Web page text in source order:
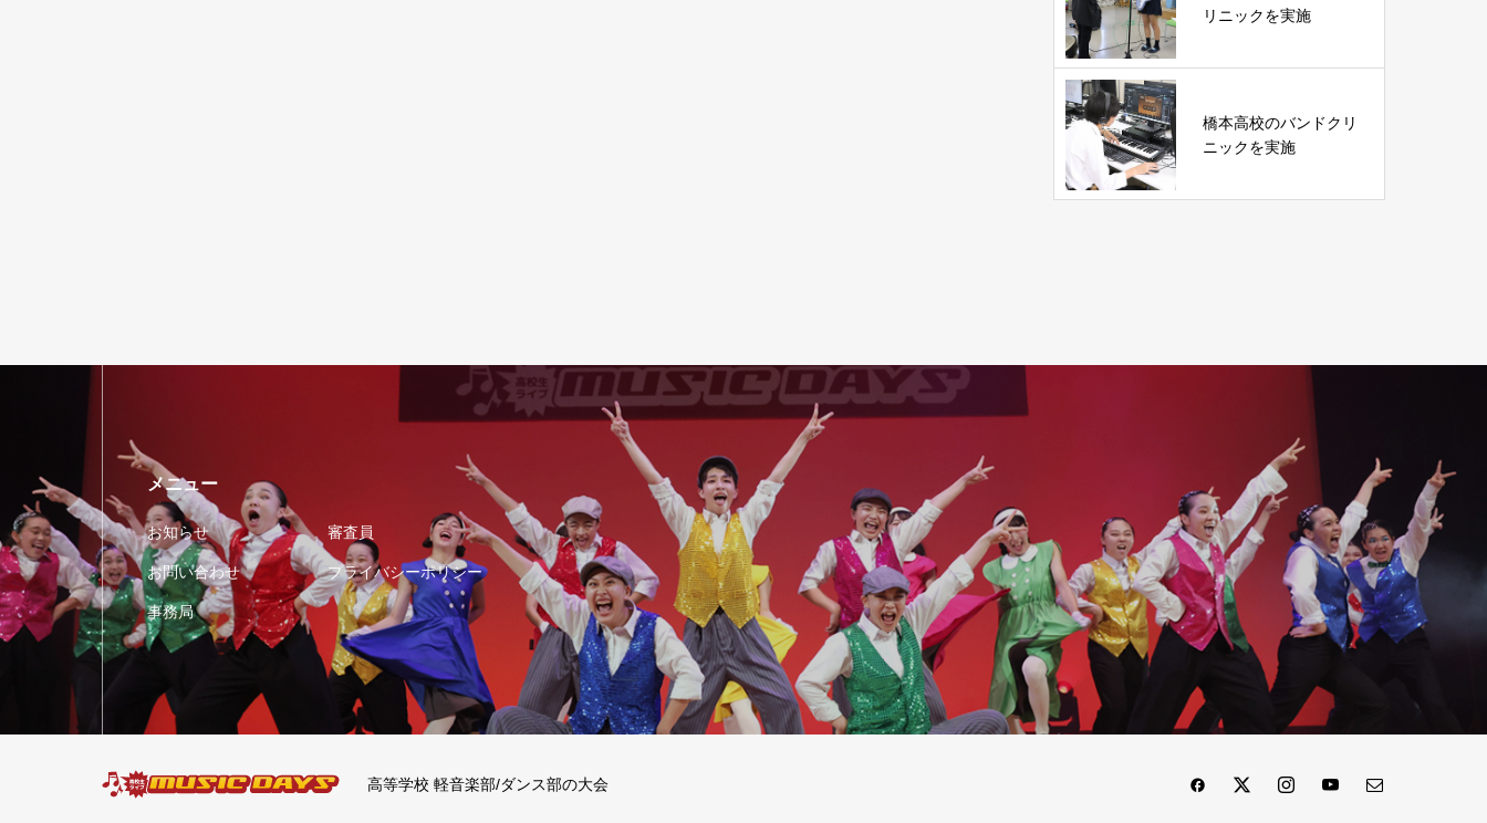
リニックを実施
橋本高校のバンドクリ
ニックを実施
メニュー
お知らせ 審査員
お問い合わせ プライバシーポリシー
事務局
高等学校 軽音楽部/ダンス部の大会